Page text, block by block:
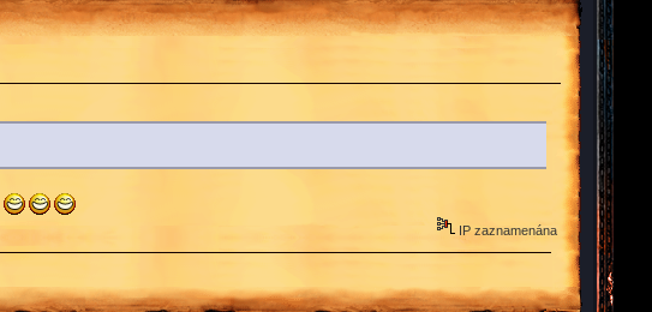
IP zaznamenána